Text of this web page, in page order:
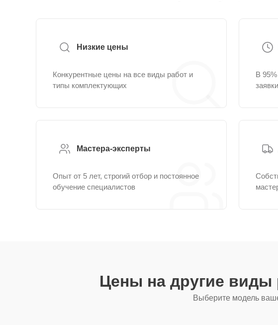
Низкие цены
Конкурентные цены на все виды работ и
типы комплектующих
В
Мастера-эксперты
Опыт от 5 лет, строгий отбор и постоянное
обучение специалистов
Цены на другие виды
Выберите модель